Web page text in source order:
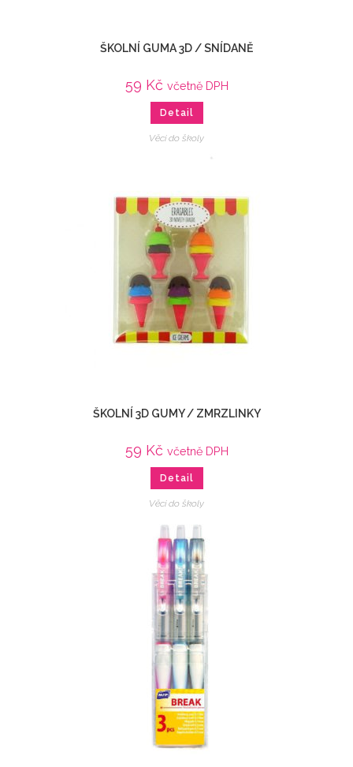
ŠKOLNÍ GUMA 3D / SNÍDANĚ
59 Kč včetně DPH
Detail
Věci do školy
ŠKOLNÍ 3D GUMY / ZMRZLINKY
59 Kč včetně DPH
Detail
Věci do školy